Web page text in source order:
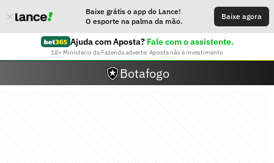
Baixe grátis o app do Lance!
O esporte na palma da mão.
Baixe agora
Ajuda com Aposta? Fale com o assistente.
18+ Ministério da Fazenda adverte: Aposta não é investimento
Botafogo